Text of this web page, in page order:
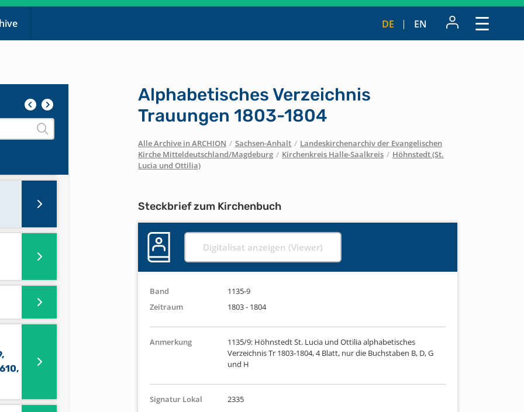
DE EN
Alphabetisches Verzeichnis
Trauungen 1803-1804
Alle Archive in ARCHION / Sachsen-Anhalt / Landeskirchenarchiv der Evangelischen
Kirche Mitteldeutschland/Magdeburg / Kirchenkreis Halle-Saalkreis / Höhnstedt (St.
Lucia und Ottilia)
Steckbrief zum Kirchenbuch
Digitalisat anzeigen (Viewer)
Band
1135-9
Zeitraum
1803 - 1804
Anmerkung
1135/9: Höhnstedt St. Lucia und Ottilia alphabetisches
Verzeichnis Tr 1803-1804, 4 Blatt, nur die Buchstaben B, D, G
und H
Signatur Lokal 2335